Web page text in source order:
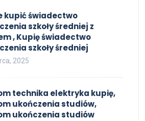
kupić świadectwo
szkoły średniej z
, Kupię świadectwo
szkoły średniej
2025
technika elektryka kupię,
ukończenia studiów,
ukończenia studiów